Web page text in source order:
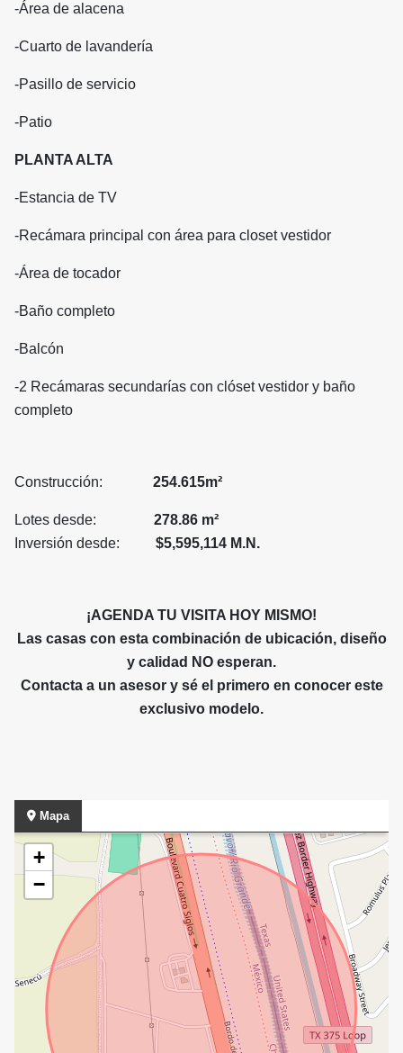
-Área de alacena
-Cuarto de lavandería
-Pasillo de servicio
-Patio
PLANTA ALTA
-Estancia de TV
-Recámara principal con área para closet vestidor
-Área de tocador
-Baño completo
-Balcón
-2 Recámaras secundarías con clóset vestidor y baño
completo
Construcción: 254.615m²
Lotes desde: 278.86 m²
Inversión desde: $5,595,114 M.N.
¡AGENDA TU VISITA HOY MISMO!
Las casas con esta combinación de ubicación, diseño
y calidad NO esperan.
Contacta a un asesor y sé el primero en conocer este
exclusivo modelo.
Mapa
+
−